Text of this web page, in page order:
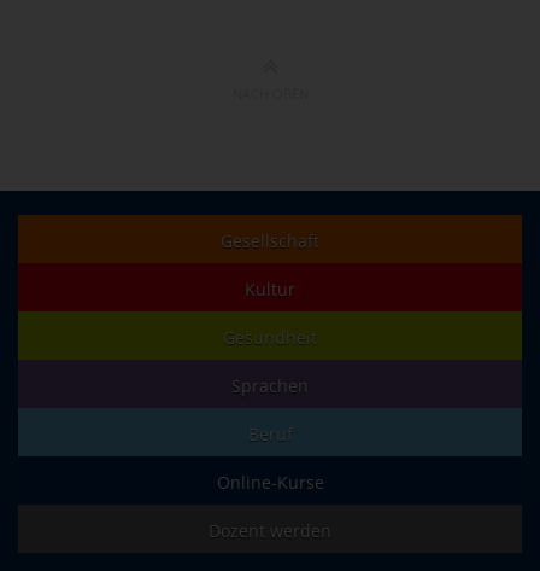
Gesellschaft
Kultur
Gesundheit
Sprachen
Beruf
Online-Kurse
Dozent werden